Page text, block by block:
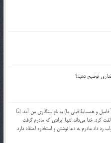
توضيح دهيد؟
و همساية قبلي ما) به خواستگاري من آمد. امّا
كرد. خدا مي‌داند تنها ايرادي كه مادرم گرفت
داد مادرم به دعا نوشتن و استخاره اعتقاد دارد